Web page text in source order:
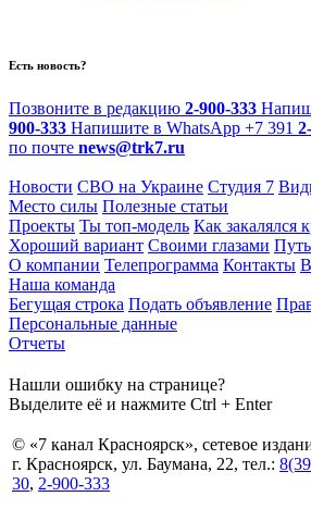
Есть новость?
Позвоните в редакцию 2-900-333
900-333 Напишите в WhatsApp +7 391
по почте news@trk7.ru
Новости СВО на Украине Студия 7
Место силы Полезные статьи
Проекты Ты топ-модель Как закалялся
Хороший вариант Своими глазами
О компании Телепрограмма Контакты
Наша команда
Бегущая строка Подать объявление
Персональные данные
Отчеты
Нашли ошибку на странице?
Выделите её и нажмите Ctrl + Enter
© «7 канал Красноярск», сетевое
г. Красноярск, ул. Баумана, 22, тел.:
30, 2-900-333